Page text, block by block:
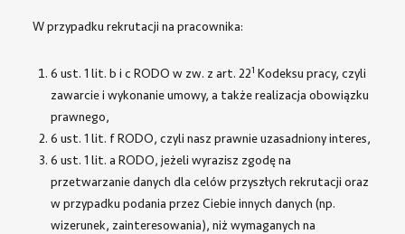
W przypadku rekrutacji na pracownika:
6 ust. 1 lit. b i c RODO w zw. z art. 221 Kodeksu pracy, czyli
zawarcie i wykonanie umowy, a także realizacja obowiązku
prawnego,
6 ust. 1 lit. f RODO, czyli nasz prawnie uzasadniony interes,
6 ust. 1 lit. a RODO, jeżeli wyrazisz zgodę na
przetwarzanie danych dla celów przyszłych rekrutacji oraz
w przypadku podania przez Ciebie innych danych (np.
wizerunek, zainteresowania), niż wymaganych na